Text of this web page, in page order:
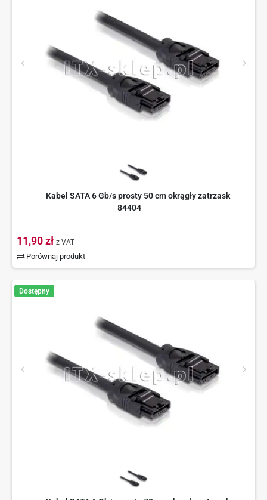
Kabel SATA 6 Gb/s prosty 50 cm okrągły zatrzask
84404
11,90 zł z VAT
Porównaj produkt
Dostępny